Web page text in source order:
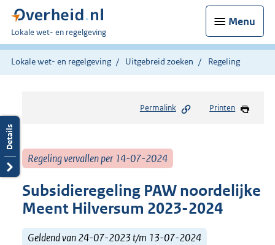
Menu
U
bent
hier:
Lokale wet- en regelgeving
Lokale wet- en regelgeving Uitgebreid zoeken Regeling
Permalink Printen
Regeling vervallen per 14-07-2024
Subsidieregeling PAW noordelijke
Meent Hilversum 2023-2024
Geldend van 24-07-2023 t/m 13-07-2024